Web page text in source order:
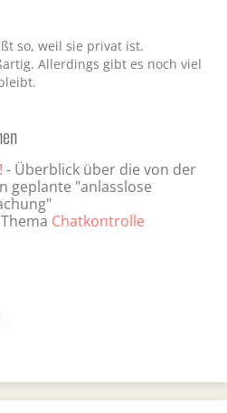
so, weil sie privat ist.
Allerdings gibt es noch viel
- Überblick über die von der
geplante "anlasslose
Chatkontrolle